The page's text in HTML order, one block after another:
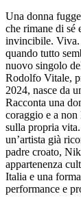
Una donna
che rimane di sé
invincibile. Viva.
quando tutto
nuovo singolo
Rodolfo Vitale,
2024, nasce da
Racconta una
coraggio e a
sulla propria
un’artista già
padre croato,
appartenenza
Italia e una
performance e